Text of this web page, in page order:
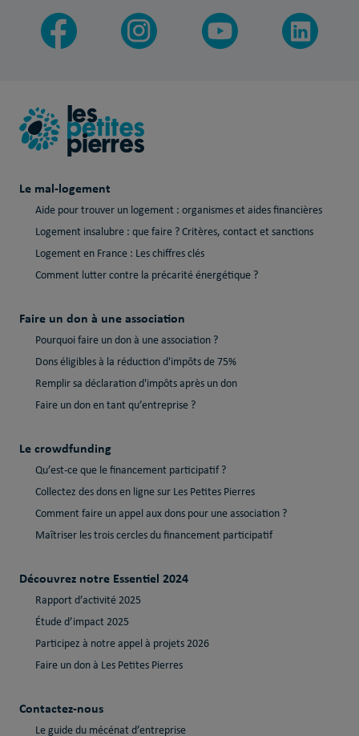
Le mal-logement
Aide pour trouver un logement : organismes et aides financières
Logement insalubre : que faire ? Critères, contact et sanctions
Logement en France : Les chiffres clés
Comment lutter contre la précarité énergétique ?
Faire un don à une association
Pourquoi faire un don à une association ?
Dons éligibles à la réduction d'impôts de 75%
Remplir sa déclaration d'impôts après un don
Faire un don en tant qu’entreprise ?
Le crowdfunding
Qu’est-ce que le financement participatif ?
Collectez des dons en ligne sur Les Petites Pierres
Comment faire un appel aux dons pour une association ?
Maîtriser les trois cercles du financement participatif
Découvrez notre Essentiel 2024
Rapport d’activité 2025
Étude d’impact 2025
Participez à notre appel à projets 2026
Faire un don à Les Petites Pierres
Contactez-nous
Le guide du mécénat d’entreprise